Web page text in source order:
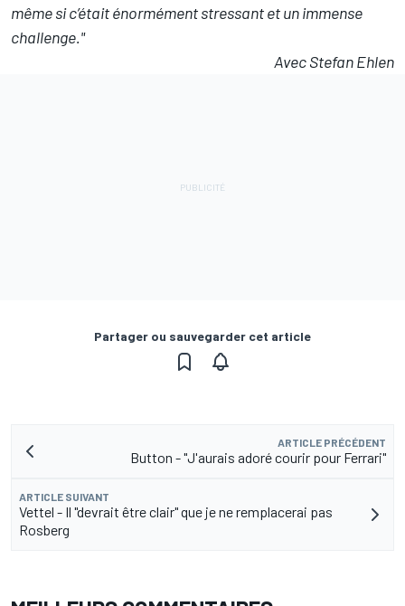
même si c’était énormément stressant et un immense
challenge."
Avec Stefan Ehlen
Partager ou sauvegarder cet article
ARTICLE PRÉCÉDENT
Button - "J'aurais adoré courir pour Ferrari"
ARTICLE SUIVANT
Vettel - Il "devrait être clair" que je ne remplacerai pas
Rosberg